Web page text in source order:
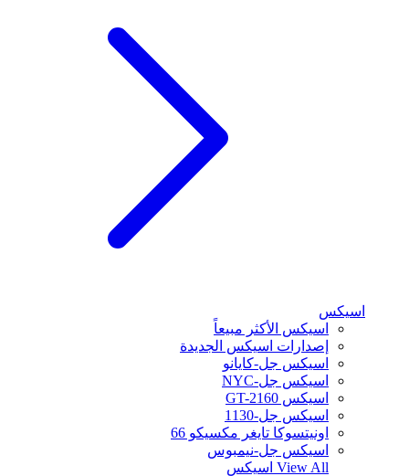
اسيكس
اسيكس الأكثر مبيعاً
إصدارات اسيكس الجديدة
اسيكس جل-كايانو
اسيكس جل-NYC
اسيكس GT-2160
اسيكس جل-1130
اونيتسوكا تايغر مكسيكو 66
اسيكس جل-نيمبوس
View All اسيكس